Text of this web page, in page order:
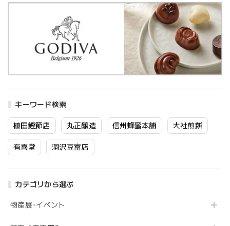
キーワード検索
植田鰹節店 丸正醸造 信州蜂蜜本舗 大社煎餅
有喜堂 洞沢豆富店
カテゴリから選ぶ
物産展･イベント